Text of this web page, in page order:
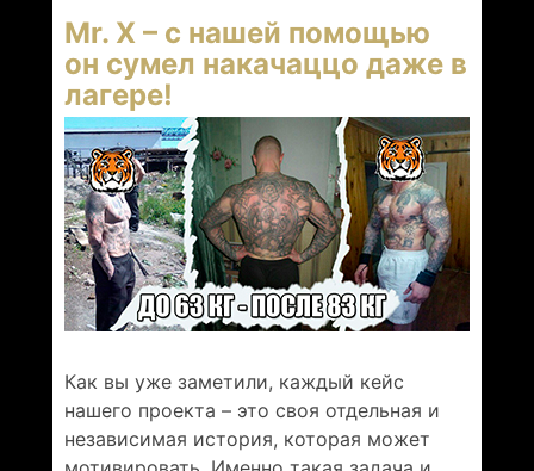
Mr. X – с нашей помощью
он сумел накачаццо даже в
лагере!
Как вы уже заметили, каждый кейс
нашего проекта – это своя отдельная и
независимая история, которая может